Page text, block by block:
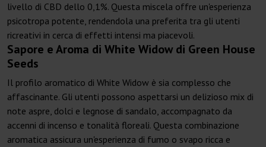
livello di CBD dello 0,1%. Questa miscela offre un'esperienza
psicotropa potente, rendendola una preferita tra gli utenti
ricreativi in cerca di effetti intensi ma piacevoli.
Sapore e Aroma di White Widow di Green House
Seeds
Il profilo aromatico di White Widow è sia complesso che
affascinante. Gli utenti possono aspettarsi un delizioso mix di
note aspre, dolci e legnose di sandalo, accompagnato da
accenni di incenso e tonalità floreali. Questa combinazione
aromatica assicura un'esperienza di fumo o svapo ricca e